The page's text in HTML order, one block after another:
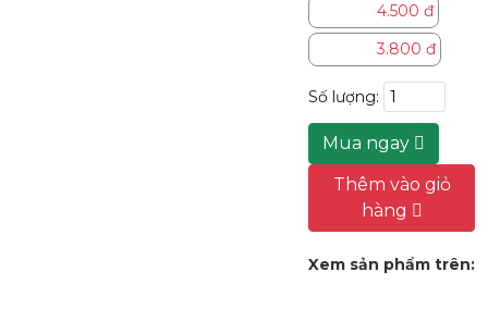
4.500 đ
3.800 đ
Số lượng:
Mua ngay
Thêm vào giỏ
hàng
Xem sản phẩm trên: